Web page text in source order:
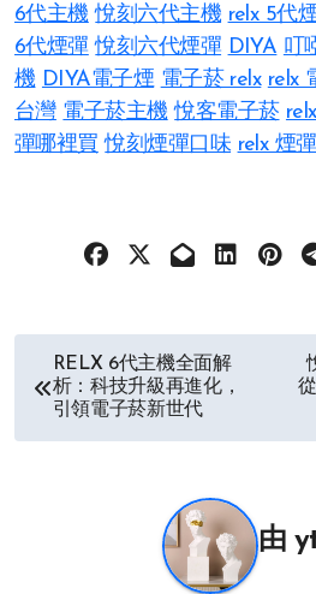
6代主機 悅刻六代主機 relx 5代
6代煙彈 悅刻六代煙彈 DIYA 叮
機 DIYA電子煙 電子菸 relx relx
台灣 電子菸主機 悅客電子菸
彈哪裡買 悅刻煙彈口味 relx 煙
RELX 6代主機全面解
析：科技升級再進化，
引領電子菸新世代
由